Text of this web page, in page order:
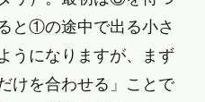
と①の途中で出る小さ
うになりますが、まず
けを合わせる」ことで